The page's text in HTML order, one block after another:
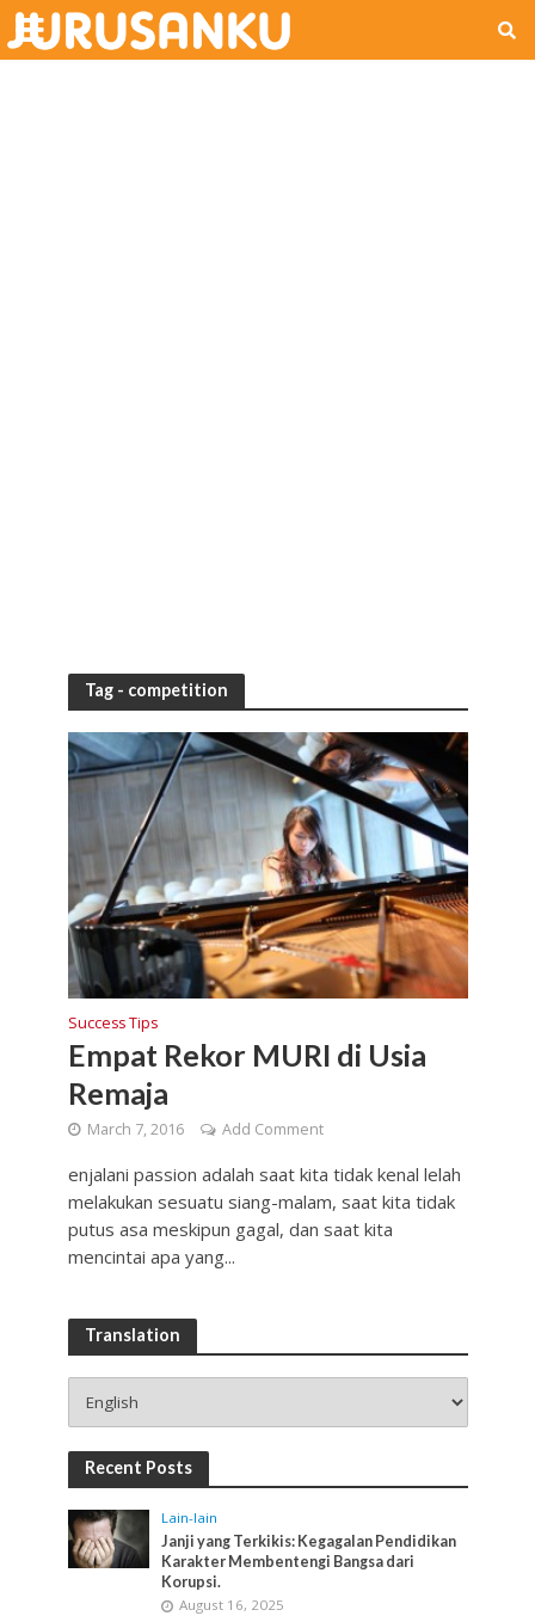
Tag - competition
Success Tips
Empat Rekor MURI di Usia
Remaja
March 7, 2016 Add Comment
enjalani passion adalah saat kita tidak kenal lelah
melakukan sesuatu siang-malam, saat kita tidak
putus asa meskipun gagal, dan saat kita
mencintai apa yang...
Translation
Recent Posts
Lain-lain
Janji yang Terkikis: Kegagalan Pendidikan
Karakter Membentengi Bangsa dari
Korupsi.
August 16, 2025